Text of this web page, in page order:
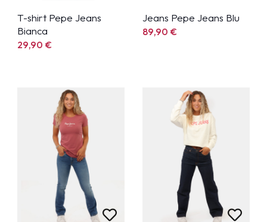
T-shirt Pepe Jeans
Bianca
29,90€
Jeans Pepe Jeans Blu
89,90€